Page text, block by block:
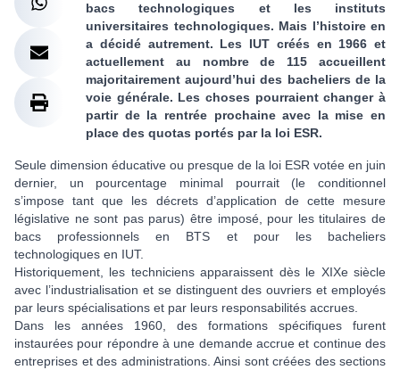
bacs technologiques et les instituts
universitaires technologiques. Mais l’histoire en
a décidé autrement. Les IUT créés en 1966 et
actuellement au nombre de 115 accueillent
majoritairement aujourd’hui des bacheliers de la
voie générale. Les choses pourraient changer à
partir de la rentrée prochaine avec la mise en
place des quotas portés par la loi ESR.
Seule dimension éducative ou presque de la loi ESR votée en juin
dernier, un pourcentage minimal pourrait (le conditionnel
s’impose tant que les décrets d’application de cette mesure
législative ne sont pas parus) être imposé, pour les titulaires de
bacs professionnels en BTS et pour les bacheliers
technologiques en IUT.
Historiquement, les techniciens apparaissent dès le XIXe siècle
avec l’industrialisation et se distinguent des ouvriers et employés
par leurs spécialisations et par leurs responsabilités accrues.
Dans les années 1960, des formations spécifiques furent
instaurées pour répondre à une demande accrue et continue des
entreprises et des administrations. Ainsi sont créées des sections